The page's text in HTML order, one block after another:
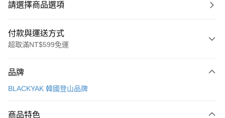
請選擇商品選項
付款與運送方式
超取滿NT$599免運
信用卡一次付款
LINE Pay
品牌
BLACKYAK 韓國登山品牌
商品特色